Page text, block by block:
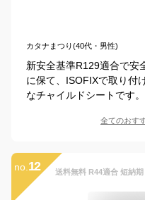
カタナまつり(40代・男性)
新安全基準R129適合で安
に保て、ISOFIXで取り付
なチャイルドシートです。
全てのおす
no. 12